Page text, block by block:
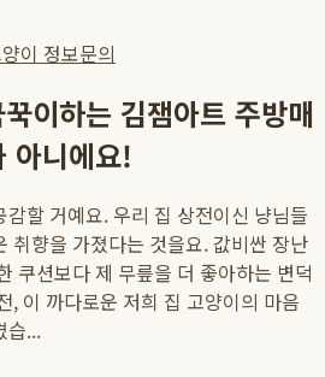
이 정보문의
이하는 김잼아트 주방매
아니에요!
할 거예요. 우리 집 상전이신 냥님들
취향을 가졌다는 것을요. 값비싼 장난
쿠션보다 제 무릎을 더 좋아하는 변덕
, 이 까다로운 저희 집 고양이의 마음
습...